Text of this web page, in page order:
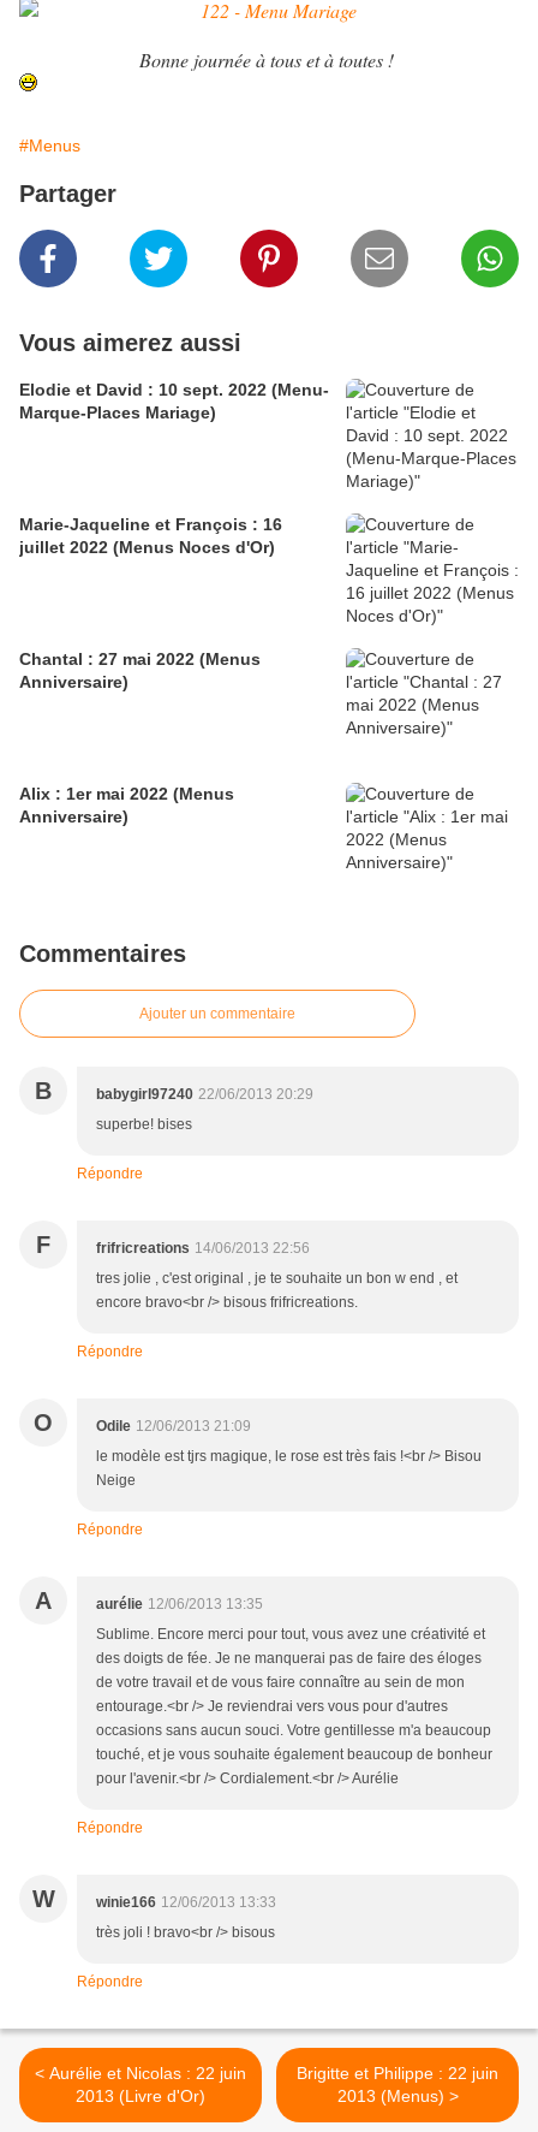
Bonne journée à tous et à toutes !
#Menus
Partager
Vous aimerez aussi
Elodie et David : 10 sept. 2022 (Menu-
Marque-Places Mariage)
Marie-Jaqueline et François : 16
juillet 2022 (Menus Noces d'Or)
Chantal : 27 mai 2022 (Menus
Anniversaire)
Alix : 1er mai 2022 (Menus
Anniversaire)
Commentaires
Ajouter un commentaire
B babygirl97240 22/06/2013 20:29
superbe! bises
Répondre
F frifricreations 14/06/2013 22:56
tres jolie , c'est original , je te souhaite un bon w end , et
encore bravo<br /> bisous frifricreations.
Répondre
O Odile 12/06/2013 21:09
le modèle est tjrs magique, le rose est très fais !<br /> Bisou
Neige
Répondre
A aurélie 12/06/2013 13:35
Sublime. Encore merci pour tout, vous avez une créativité et
des doigts de fée. Je ne manquerai pas de faire des éloges
de votre travail et de vous faire connaître au sein de mon
entourage.<br /> Je reviendrai vers vous pour d'autres
occasions sans aucun souci. Votre gentillesse m'a beaucoup
touché, et je vous souhaite également beaucoup de bonheur
pour l'avenir.<br /> Cordialement.<br /> Aurélie
Répondre
W winie166 12/06/2013 13:33
très joli ! bravo<br /> bisous
Répondre
< Aurélie et Nicolas : 22 juin
2013 (Livre d'Or)
Brigitte et Philippe : 22 juin
2013 (Menus) >